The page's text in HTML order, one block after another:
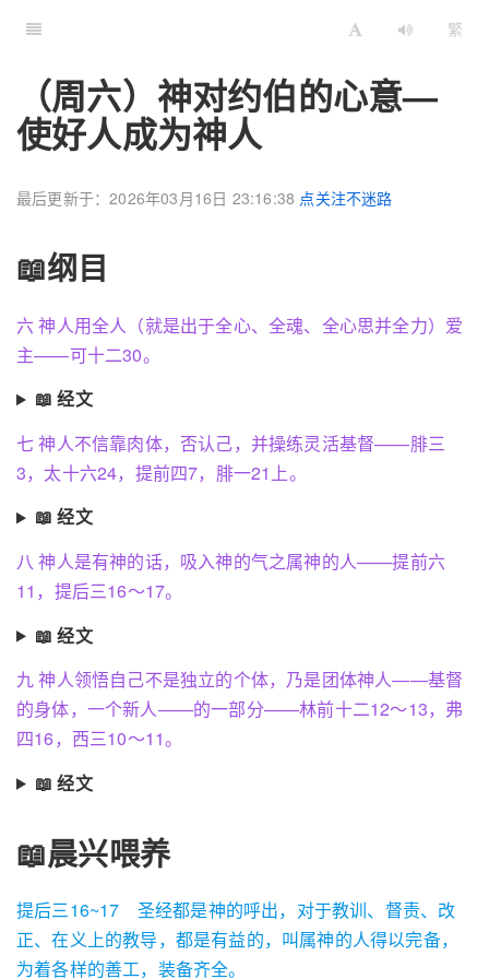
繁
（周六）神对约伯的心意—
使好人成为神人
最后更新于：2026年03月16日 23:16:38 点关注不迷路
📖纲目
六 神人用全人（就是出于全心、全魂、全心思并全力）爱
主——可十二30。
📖 经文
七 神人不信靠肉体，否认己，并操练灵活基督——腓三
3，太十六24，提前四7，腓一21上。
📖 经文
八 神人是有神的话，吸入神的气之属神的人——提前六
11，提后三16～17。
📖 经文
九 神人领悟自己不是独立的个体，乃是团体神人——基督
的身体，一个新人——的一部分——林前十二12～13，弗
四16，西三10～11。
📖 经文
📖晨兴喂养
提后三16~17 圣经都是神的呼出，对于教训、督责、改
正、在义上的教导，都是有益的，叫属神的人得以完备，
为着各样的善工，装备齐全。